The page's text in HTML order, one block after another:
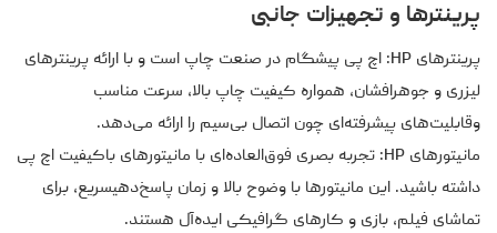
پرینترها و تجهیزات جانبی
پرینترهای HP: اچ پی پیشگام در صنعت چاپ است و با ارائه پرینترهای
لیزری و جوهرافشان، همواره کیفیت چاپ بالا، سرعت مناسب
وقابلیت‌های پیشرفته‌ای چون اتصال بی‌سیم را ارائه می‌دهد.
مانیتورهای HP: تجربه بصری فوق‌العاده‌ای با مانیتورهای باکیفیت اچ پی
داشته باشید. این مانیتورها با وضوح بالا و زمان پاسخ‌دهیسریع، برای
تماشای فیلم، بازی و کارهای گرافیکی ایده‌آل هستند.